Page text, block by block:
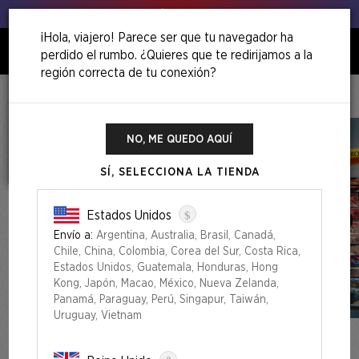
0
¡Hola, viajero! Parece ser que tu navegador ha
perdido el rumbo. ¿Quieres que te redirijamos a la
región correcta de tu conexión?
NO, ME QUEDO AQUÍ
SÍ, SELECCIONA LA TIENDA
Estados Unidos $
Envío a: Argentina, Australia, Brasil, Canadá,
Chile, China, Colombia, Corea del Sur, Costa Rica,
Estados Unidos, Guatemala, Honduras, Hong
Kong, Japón, Macao, México, Nueva Zelanda,
Panamá, Paraguay, Perú, Singapur, Taiwán,
Uruguay, Vietnam